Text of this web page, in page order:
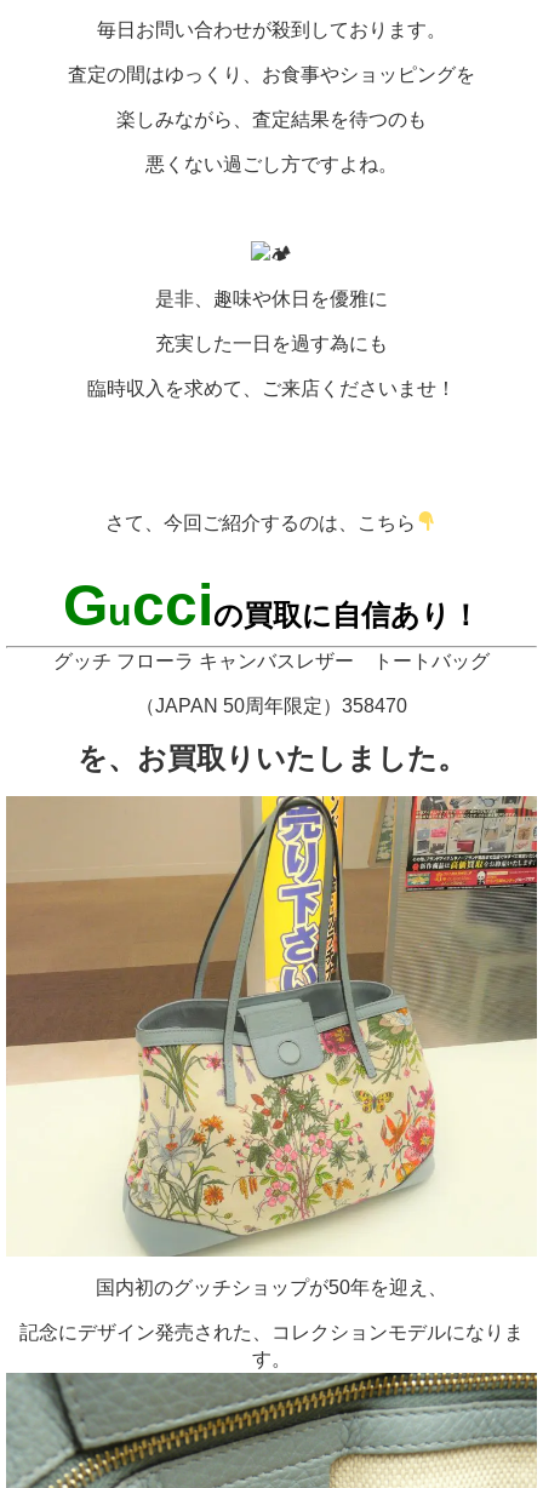
毎日お問い合わせが殺到しております。
査定の間はゆっくり、お食事やショッピングを
楽しみながら、査定結果を待つのも
悪くない過ごし方ですよね。
是非、趣味や休日を優雅に
充実した一日を過す為にも
臨時収入を求めて、ご来店くださいませ！
さて、今回ご紹介するのは、こちら
Gucciの買取に自信あり！
グッチ フローラ キャンバスレザー トートバッグ
（JAPAN 50周年限定）358470
を、お買取りいたしました。
国内初のグッチショップが50年を迎え、
記念にデザイン発売された、コレクションモデルになりま
す。